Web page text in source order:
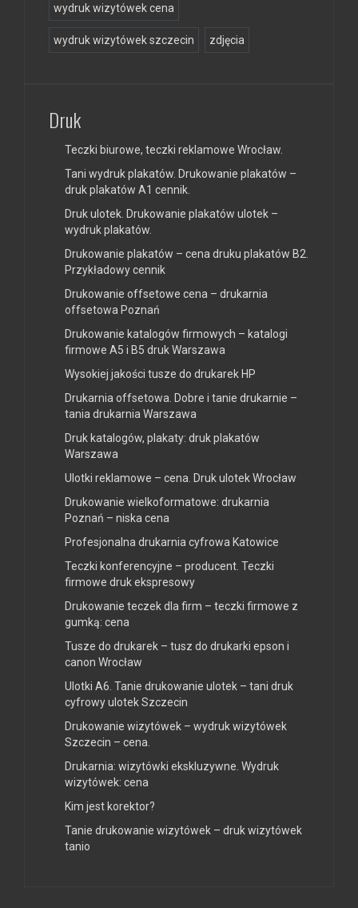
wydruk wizytówek cena
wydruk wizytówek szczecin zdjęcia
Druk
Teczki biurowe, teczki reklamowe Wrocław.
Tani wydruk plakatów. Drukowanie plakatów –
druk plakatów A1 cennik.
Druk ulotek. Drukowanie plakatów ulotek –
wydruk plakatów.
Drukowanie plakatów – cena druku plakatów B2.
Przykładowy cennik
Drukowanie offsetowe cena – drukarnia
offsetowa Poznań
Drukowanie katalogów firmowych – katalogi
firmowe A5 i B5 druk Warszawa
Wysokiej jakości tusze do drukarek HP
Drukarnia offsetowa. Dobre i tanie drukarnie –
tania drukarnia Warszawa
Druk katalogów, plakaty: druk plakatów
Warszawa
Ulotki reklamowe – cena. Druk ulotek Wrocław
Drukowanie wielkoformatowe: drukarnia
Poznań – niska cena
Profesjonalna drukarnia cyfrowa Katowice
Teczki konferencyjne – producent. Teczki
firmowe druk ekspresowy
Drukowanie teczek dla firm – teczki firmowe z
gumką: cena
Tusze do drukarek – tusz do drukarki epson i
canon Wrocław
Ulotki A6. Tanie drukowanie ulotek – tani druk
cyfrowy ulotek Szczecin
Drukowanie wizytówek – wydruk wizytówek
Szczecin – cena.
Drukarnia: wizytówki ekskluzywne. Wydruk
wizytówek: cena
Kim jest korektor?
Tanie drukowanie wizytówek – druk wizytówek
tanio